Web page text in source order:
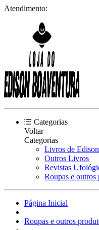
Atendimento:
Categorias
Voltar
Categorias
Livros de
Outros Livros
Revistas
Roupas e outros
Página Inicial
Roupas e outros